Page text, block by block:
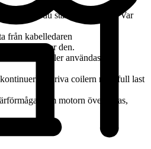
innan du startar maskinen! Var
från kabelledaren
du använder den.
vinsch eller användas för
driva coilern med full last
Om motorn överhettas,